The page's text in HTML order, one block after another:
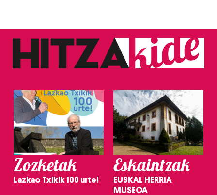
Zozketak
Lazkao Txikik 100 urte!
Eskaintzak
EUSKAL HERRIA
MUSEOA